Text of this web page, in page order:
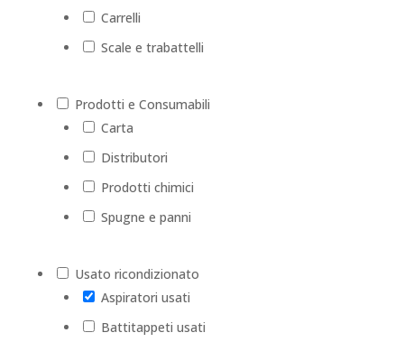
Carrelli
Scale e trabattelli
Prodotti e Consumabili
Carta
Distributori
Prodotti chimici
Spugne e panni
Usato ricondizionato
Aspiratori usati
Battitappeti usati